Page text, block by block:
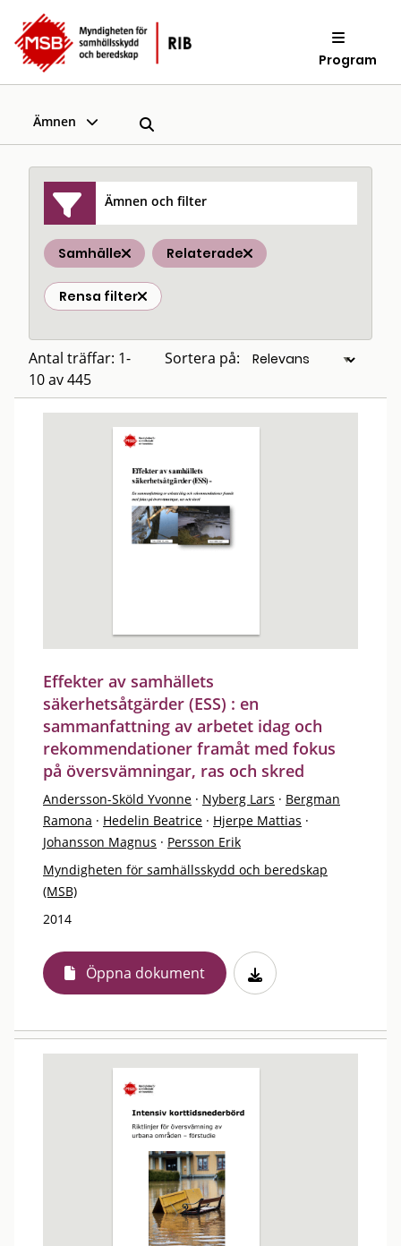
Program
Ämnen
Ämnen och filter
Samhälle Relaterade
Rensa filter
Antal träffar: 1-
10 av 445
Sortera på:
Effekter av samhällets
säkerhetsåtgärder (ESS) : en
sammanfattning av arbetet idag och
rekommendationer framåt med fokus
på översvämningar, ras och skred
Andersson-Sköld Yvonne · Nyberg Lars · Bergman
Ramona · Hedelin Beatrice · Hjerpe Mattias ·
Johansson Magnus · Persson Erik
Myndigheten för samhällsskydd och beredskap
(MSB)
2014
Öppna dokument